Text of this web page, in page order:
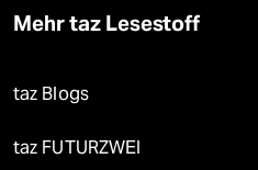
Mehr taz Lesestoff
taz Blogs
taz FUTURZWEI